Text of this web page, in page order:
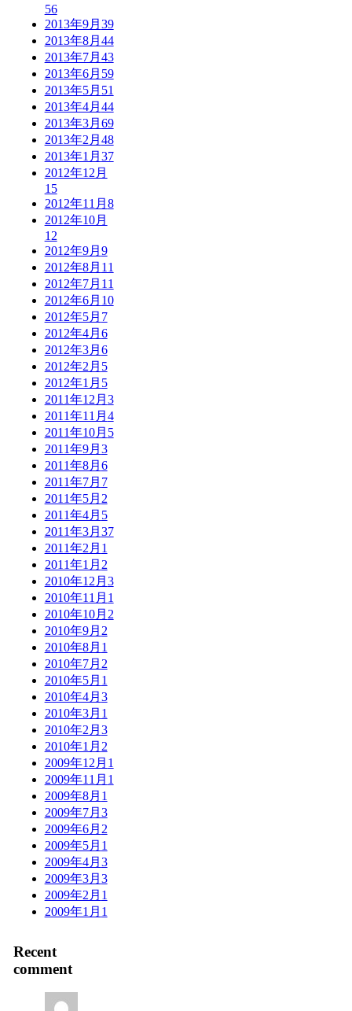
56
2013年9月 39
2013年8月 44
2013年7月 43
2013年6月 59
2013年5月 51
2013年4月 44
2013年3月 69
2013年2月 48
2013年1月 37
2012年12月
15
2012年11月 8
2012年10月
12
2012年9月 9
2012年8月 11
2012年7月 11
2012年6月 10
2012年5月 7
2012年4月 6
2012年3月 6
2012年2月 5
2012年1月 5
2011年12月 3
2011年11月 4
2011年10月 5
2011年9月 3
2011年8月 6
2011年7月 7
2011年5月 2
2011年4月 5
2011年3月 37
2011年2月 1
2011年1月 2
2010年12月 3
2010年11月 1
2010年10月 2
2010年9月 2
2010年8月 1
2010年7月 2
2010年5月 1
2010年4月 3
2010年3月 1
2010年2月 3
2010年1月 2
2009年12月 1
2009年11月 1
2009年8月 1
2009年7月 3
2009年6月 2
2009年5月 1
2009年4月 3
2009年3月 3
2009年2月 1
2009年1月 1
Recent
comment